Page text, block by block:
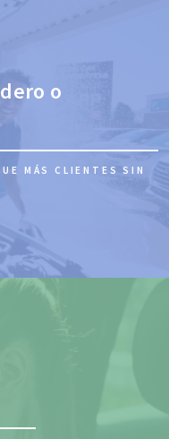
o
MÁS CLIENTES SIN